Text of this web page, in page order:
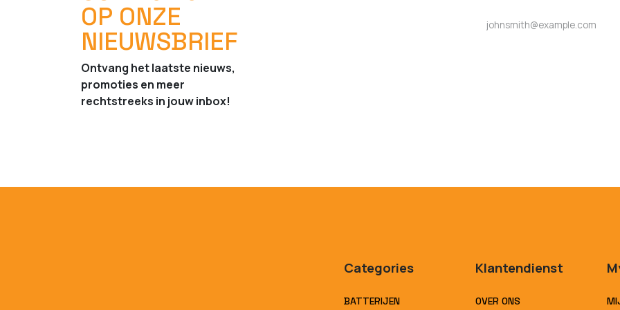
OP ONZE
NIEUWSBRIEF
Ontvang het laatste nieuws,
promoties en meer
rechtstreeks in jouw inbox!
Categories
BATTERIJEN
Klantendienst
OVER ONS